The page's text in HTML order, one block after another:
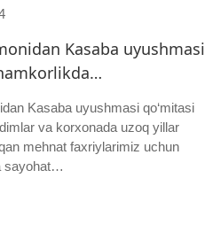
Kasaba uyushmasi
Kasaba uyushmasi qo‘mitasi
va korxonada uzoq yillar
mehnat faxriylarimiz uchun
sayohat…